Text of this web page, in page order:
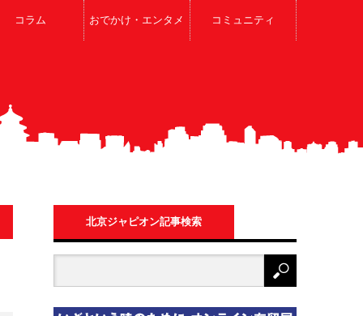
コラム おでかけ・エンタメ コミュニティ
北京ジャピオン記事検索